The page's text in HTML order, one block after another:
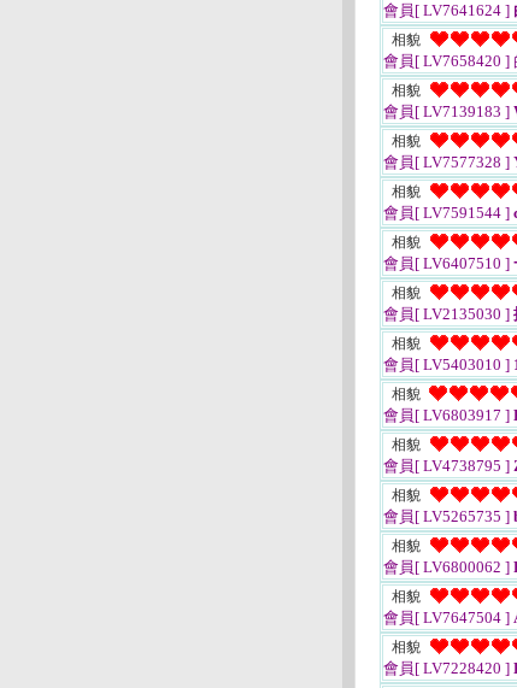
會員[ LV7641624 ]
相貌
會員[ LV7658420 ]
相貌
會員[ LV7139183 ]
相貌
會員[ LV7577328 ]
相貌
會員[ LV7591544 ]
相貌
會員[ LV6407510 ]
相貌
會員[ LV2135030 ]
相貌
會員[ LV5403010 ]
相貌
會員[ LV6803917 ]
相貌
會員[ LV4738795 ]
相貌
會員[ LV5265735 ]
相貌
會員[ LV6800062 ]
相貌
會員[ LV7647504 ]
相貌
會員[ LV7228420 ]